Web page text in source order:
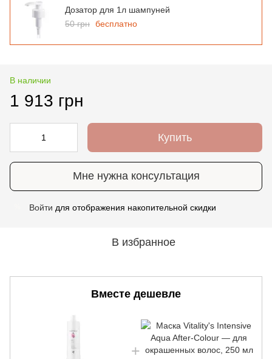
Дозатор для 1л шампуней
50 грн бесплатно
В наличии
1 913 грн
Купить
Мне нужна консультация
Войти для отображения накопительной скидки
В избранное
Вместе дешевле